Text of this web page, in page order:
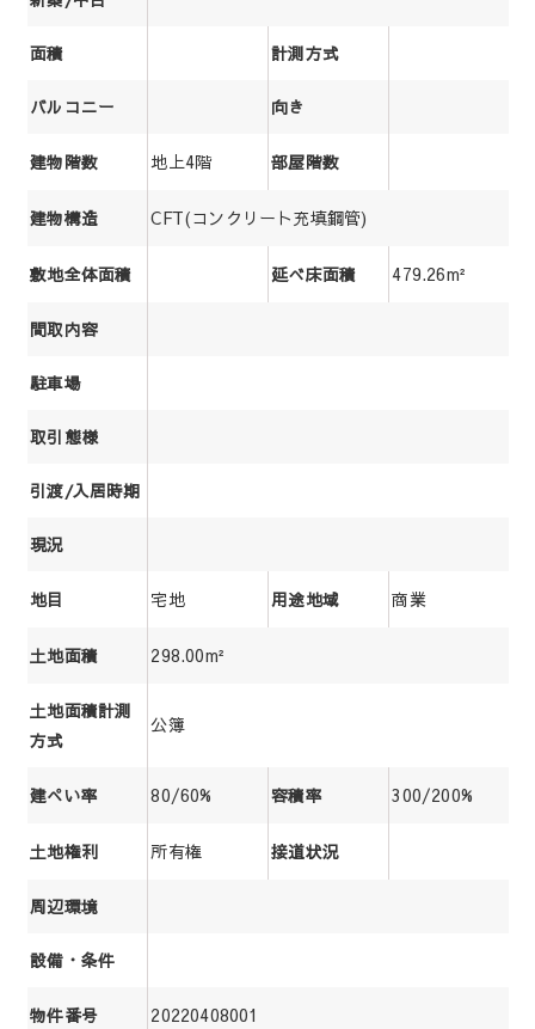
面積 計測方式
バルコニー 向き
建物階数 地上4階 部屋階数
建物構造 CFT(コンクリート充填鋼管)
敷地全体面積 延べ床面積 479.26m²
間取内容
駐車場
取引態様
引渡/入居時期
現況
地目 宅地 用途地域 商業
土地面積 298.00m²
土地面積計測
方式
公簿
建ぺい率 80/60% 容積率 300/200%
土地権利 所有権 接道状況
周辺環境
設備・条件
物件番号 20220408001